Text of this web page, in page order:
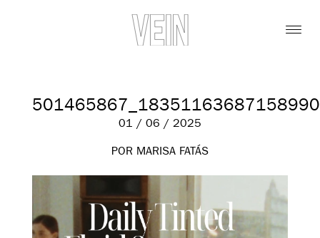
01 / 06 / 2025
POR MARISA FATÁS